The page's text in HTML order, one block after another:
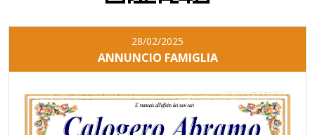
28/02/2025
ANNUNCIO FAMIGLIA